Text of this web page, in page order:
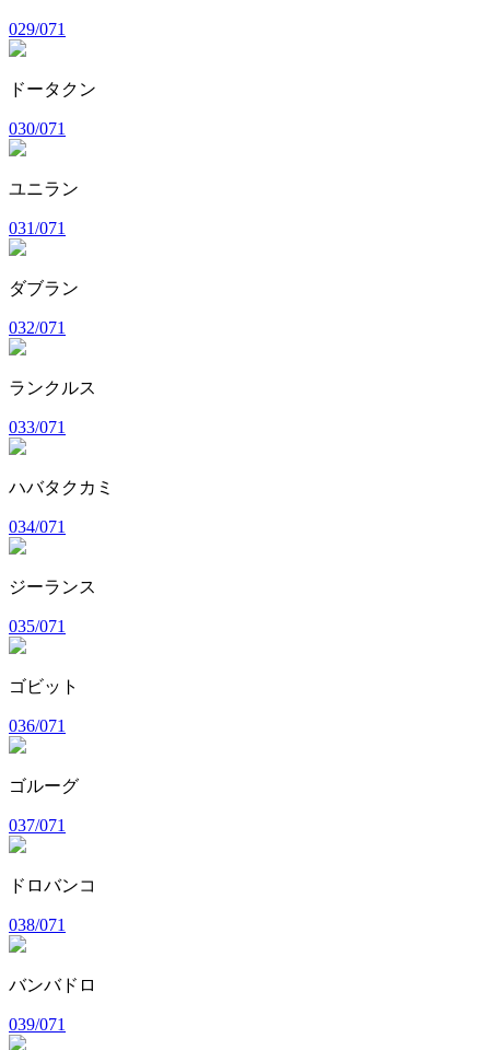
029/071
ドータクン
030/071
ユニラン
031/071
ダブラン
032/071
ランクルス
033/071
ハバタクカミ
034/071
ジーランス
035/071
ゴビット
036/071
ゴルーグ
037/071
ドロバンコ
038/071
バンバドロ
039/071